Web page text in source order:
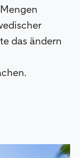
das ändern